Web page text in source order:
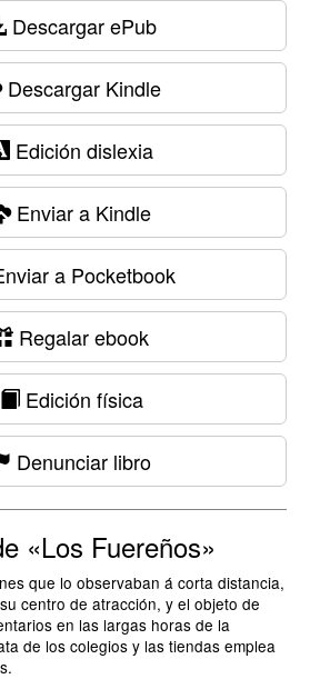
Descargar ePub
Descargar Kindle
Edición dislexia
Enviar a Kindle
a Pocketbook
Regalar ebook
Edición física
Denunciar libro
«Los Fuereños»
que lo observaban á corta distancia,
centro de atracción, y el objeto de
en las largas horas de la
de los colegios y las tiendas emplea